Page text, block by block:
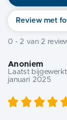
Review met
0 - 2 van 2
Anoniem
Laatst
januari 2025